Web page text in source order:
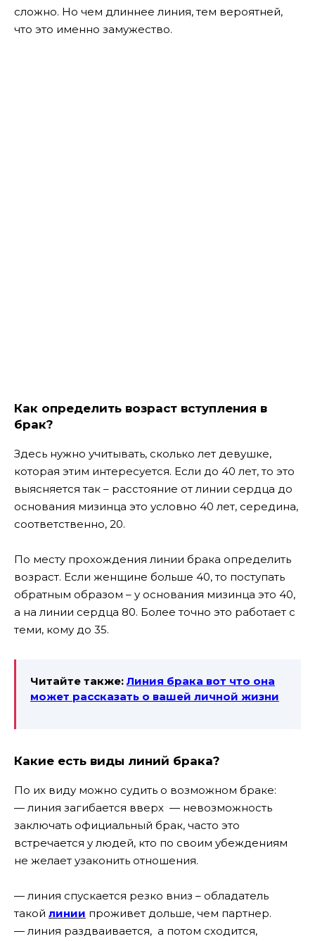
сложно. Но чем длиннее линия, тем вероятней,
что это именно замужество.
Как определить возраст вступления в
брак?
Здесь нужно учитывать, сколько лет девушке,
которая этим интересуется. Если до 40 лет, то это
выясняется так – расстояние от линии сердца до
основания мизинца это условно 40 лет, середина,
соответственно, 20.
По месту прохождения линии брака определить
возраст. Если женщине больше 40, то поступать
обратным образом – у основания мизинца это 40,
а на линии сердца 80. Более точно это работает с
теми, кому до 35.
Читайте также:Линия брака вот что она
может рассказать о вашей личной жизни
Какие есть виды линий брака?
По их виду можно судить о возможном браке:
— линия загибается вверх — невозможность
заключать официальный брак, часто это
встречается у людей, кто по своим убеждениям
не желает узаконить отношения.
— линия спускается резко вниз – обладатель
такой линии проживет дольше, чем партнер.
— линия раздваивается, а потом сходится,